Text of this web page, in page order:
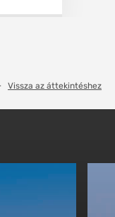
Vissza az áttekintéshez